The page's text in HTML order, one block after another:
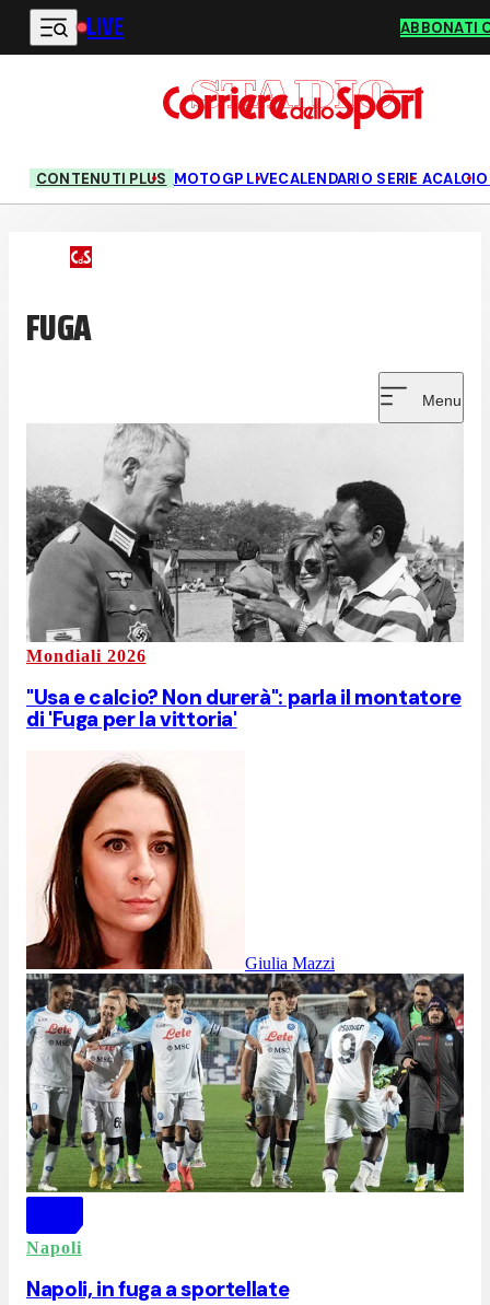
Vai al contenuto principale
LIVE ABBONATI
CONTENUTI PLUS MOTOGP LIVECALENDARIO SERIE ACALCIO
FUGA
Menu
Mondiali 2026
"Usa e calcio? Non durerà": parla il montatore
di 'Fuga per la vittoria'
Giulia Mazzi
Napoli
Napoli, in fuga a sportellate